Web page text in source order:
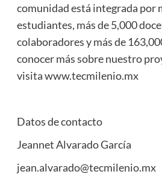
comunidad está integrada por
estudiantes, más de 5,000
colaboradores y más de
conocer más sobre nuestro
visita www.tecmilenio.mx
Datos de contacto
Jeannet Alvarado García
jean.alvarado@tecmilenio.mx